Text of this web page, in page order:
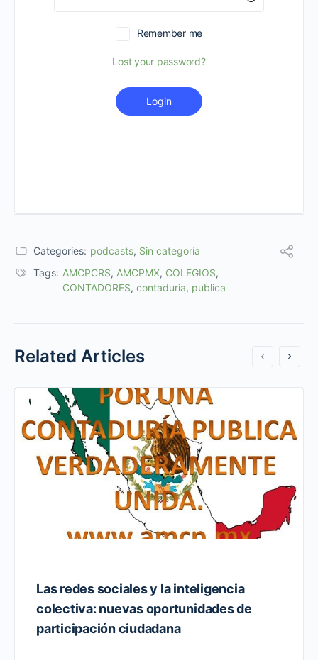
Remember me
Lost your password?
Login
Categories: podcasts, Sin categoría
Tags: AMCPCRS, AMCPMX, COLEGIOS,
CONTADORES, contaduria, publica
Related Articles
Las redes sociales y la inteligencia
colectiva: nuevas oportunidades de
participación ciudadana